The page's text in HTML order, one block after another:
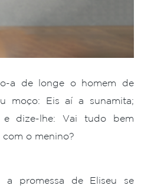
a de longe o homem de
moço: Eis aí a sunamita;
dize-lhe: Vai tudo bem
o menino?
a promessa de Eliseu se